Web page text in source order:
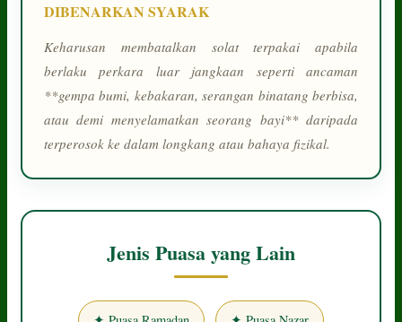
DIBENARKAN SYARAK
Keharusan membatalkan solat terpakai apabila
berlaku perkara luar jangkaan seperti ancaman
**gempa bumi, kebakaran, serangan binatang berbisa,
atau demi menyelamatkan seorang bayi** daripada
terperosok ke dalam longkang atau bahaya fizikal.
Jenis Puasa yang Lain